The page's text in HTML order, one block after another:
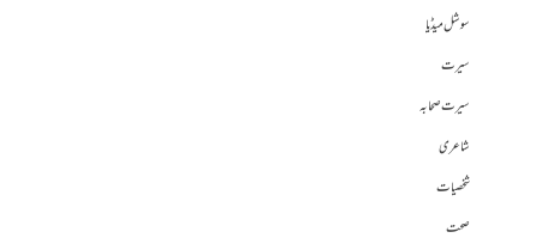
سوشل میڈیا
سیرت
سیرت صحابہ
شاعری
شخصیات
صحت